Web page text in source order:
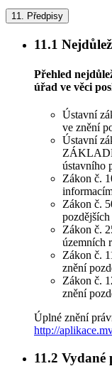
11. Předpisy
11.1
Přehled
úřad ve věci
Ústavní
ve znění
Ústavní
ústavního
Zákon č.
Zákon č.
Zákon č.
územních
Zákon č.
znění
Zákon č.
znění
Úplné znění
http://
11.2 Vydané